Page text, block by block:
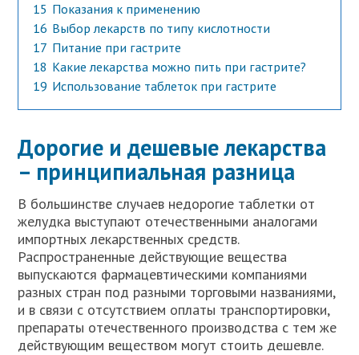
15 Показания к применению
16 Выбор лекарств по типу кислотности
17 Питание при гастрите
18 Какие лекарства можно пить при гастрите?
19 Использование таблеток при гастрите
Дорогие и дешевые лекарства
– принципиальная разница
В большинстве случаев недорогие таблетки от
желудка выступают отечественными аналогами
импортных лекарственных средств.
Распространенные действующие вещества
выпускаются фармацевтическими компаниями
разных стран под разными торговыми названиями,
и в связи с отсутствием оплаты транспортировки,
препараты отечественного производства с тем же
действующим веществом могут стоить дешевле.